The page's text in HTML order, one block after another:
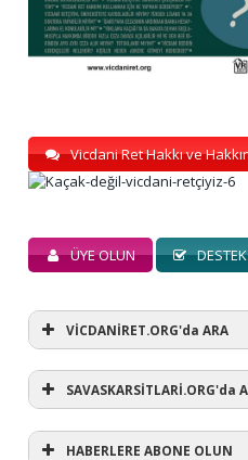
Vicdani Ret Hakkı ve
ÜYE OLUN
VİCDANİRET.ORG'da ARA
SAVASKARSİTLARİ.ORG'da
HABERLERE ABONE OLUN